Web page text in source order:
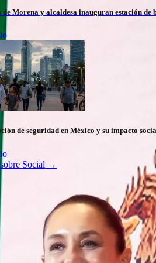
de Morena y alcaldesa inauguran estación de
de seguridad en México y su impacto
Social →